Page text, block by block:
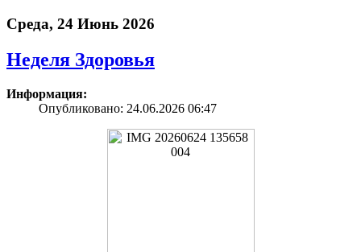
Среда, 24 Июнь 2026
Неделя Здоровья
Информация:
Опубликовано: 24.06.2026 06:47